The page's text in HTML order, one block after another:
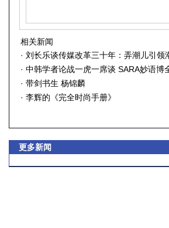
相关新闻
· 刘长乐谈传媒改革三十年：弄潮儿引领
· 中韩学者论战一虎一席谈 SARA妙语博
· 带剑书生 杨锦麟
· 李辉的《完全时尚手册》
更多新闻